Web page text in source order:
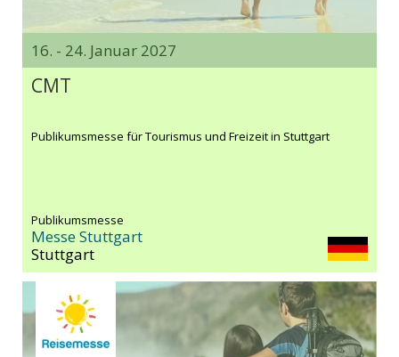
16. - 24. Januar 2027
CMT
Publikumsmesse für Tourismus und Freizeit in Stuttgart
Publikumsmesse
Messe Stuttgart
Stuttgart